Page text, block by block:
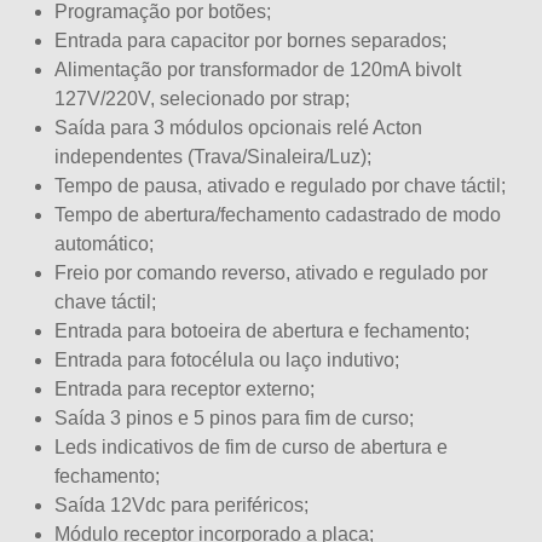
Programação por botões;
Entrada para capacitor por bornes separados;
Alimentação por transformador de 120mA bivolt
127V/220V, selecionado por strap;
Saída para 3 módulos opcionais relé Acton
independentes (Trava/Sinaleira/Luz);
Tempo de pausa, ativado e regulado por chave táctil;
Tempo de abertura/fechamento cadastrado de modo
automático;
Freio por comando reverso, ativado e regulado por
chave táctil;
Entrada para botoeira de abertura e fechamento;
Entrada para fotocélula ou laço indutivo;
Entrada para receptor externo;
Saída 3 pinos e 5 pinos para fim de curso;
Leds indicativos de fim de curso de abertura e
fechamento;
Saída 12Vdc para periféricos;
Módulo receptor incorporado a placa;